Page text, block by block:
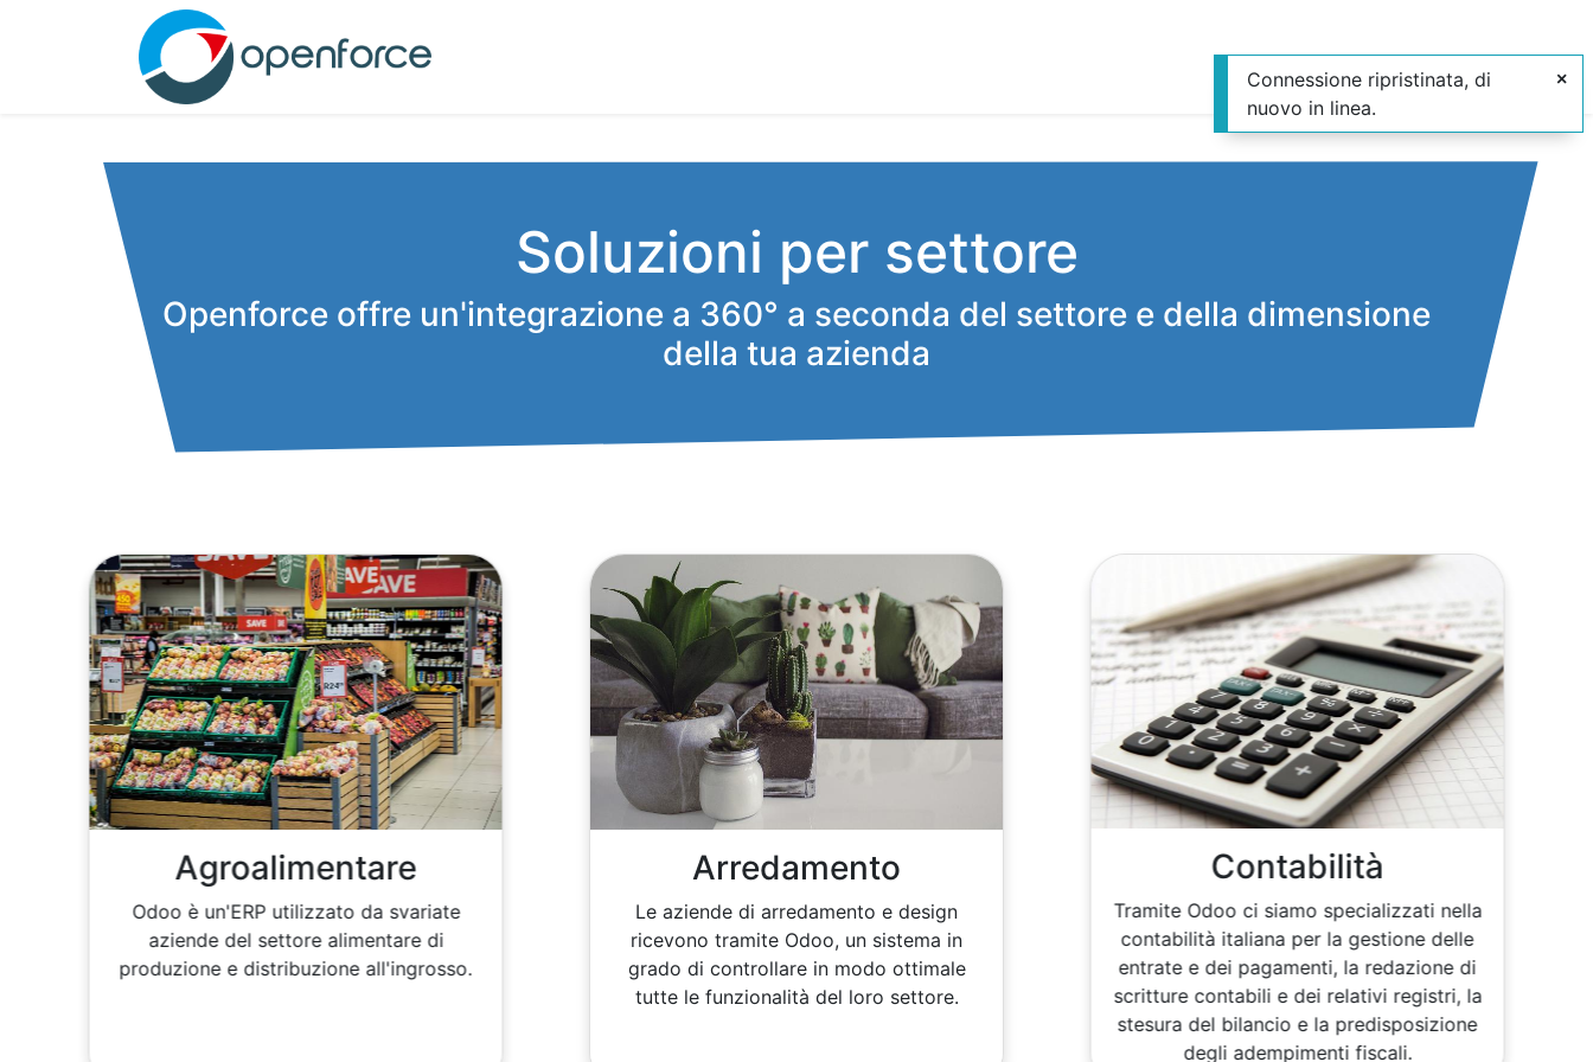
#WeAreOpenforce
Soluzioni per settore
Openforce offre un'integrazione a 360° a seconda del settore e della dimensione
della tua azienda
Agroalimentare
Odoo è un'ERP utilizzato da svariate
aziende del settore alimentare di
produzione e distribuzione all'ingrosso.
Arredamento
Le aziende di arredamento e design
ricevono tramite Odoo, un sistema in
grado di controllare in modo ottimale
tutte le funzionalità del loro settore.
Contabilità
Tramite Odoo ci siamo specializzati nella
contabilità italiana per la gestione delle
entrate e dei pagamenti, la redazione di
scritture contabili e dei relativi registri, la
stesura del bilancio e la predisposizione
degli adempimenti fiscali.
Connessione ripristinata, di
nuovo in linea.